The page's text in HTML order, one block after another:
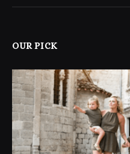
OUR PICK